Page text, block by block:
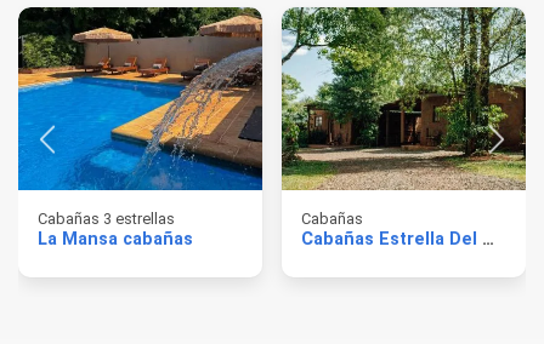
Cabañas 3 estrellas
La Mansa cabañas
Cabañas
Cabañas Estrella Del Monte